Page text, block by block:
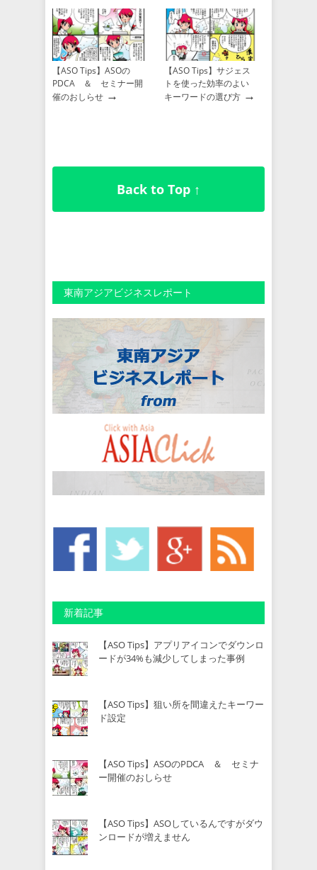
【ASO Tips】ASOの
PDCA ＆ セミナー開
催のおしらせ →
【ASO Tips】サジェス
トを使った効率のよい
キーワードの選び方 →
Back to Top ↑
東南アジアビジネスレポート
新着記事
【ASO Tips】アプリアイコンでダウンロ
ードが34%も減少してしまった事例
【ASO Tips】狙い所を間違えたキーワー
ド設定
【ASO Tips】ASOのPDCA ＆ セミナ
ー開催のおしらせ
【ASO Tips】ASOしているんですがダウ
ンロードが増えません